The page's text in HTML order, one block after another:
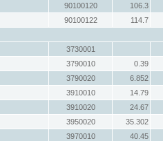
90100120
106.3
90100122
114.7
3730001
3790010
0.39
3790020
6.852
3910010
14.79
3910020
24.67
3950020
35.302
3970010
40.45